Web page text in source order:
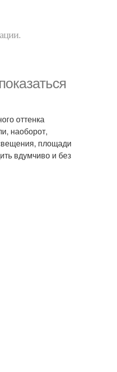
оттенка
наоборот,
площади
вдумчиво и без